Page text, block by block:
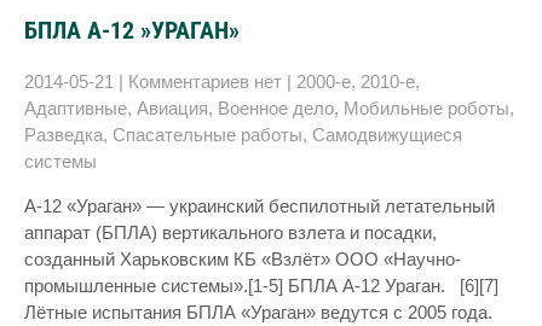
БПЛА А-12 »УРАГАН»
2014-05-21 | Комментариев нет | 2000-е, 2010-е,
Адаптивные, Авиация, Военное дело, Мобильные роботы,
Разведка, Спасательные работы, Самодвижущиеся
системы
A-12 «Ураган» — украинский беспилотный летательный
аппарат (БПЛА) вертикального взлета и посадки,
созданный Харьковским КБ «Взлёт» ООО «Научно-
промышленные системы».[1-5] БПЛА А-12 Ураган. [6][7]
Лётные испытания БПЛА «Ураган» ведутся с 2005 года.